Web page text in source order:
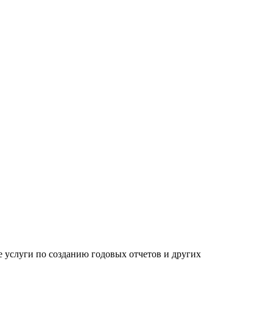
по созданию годовых отчетов и других